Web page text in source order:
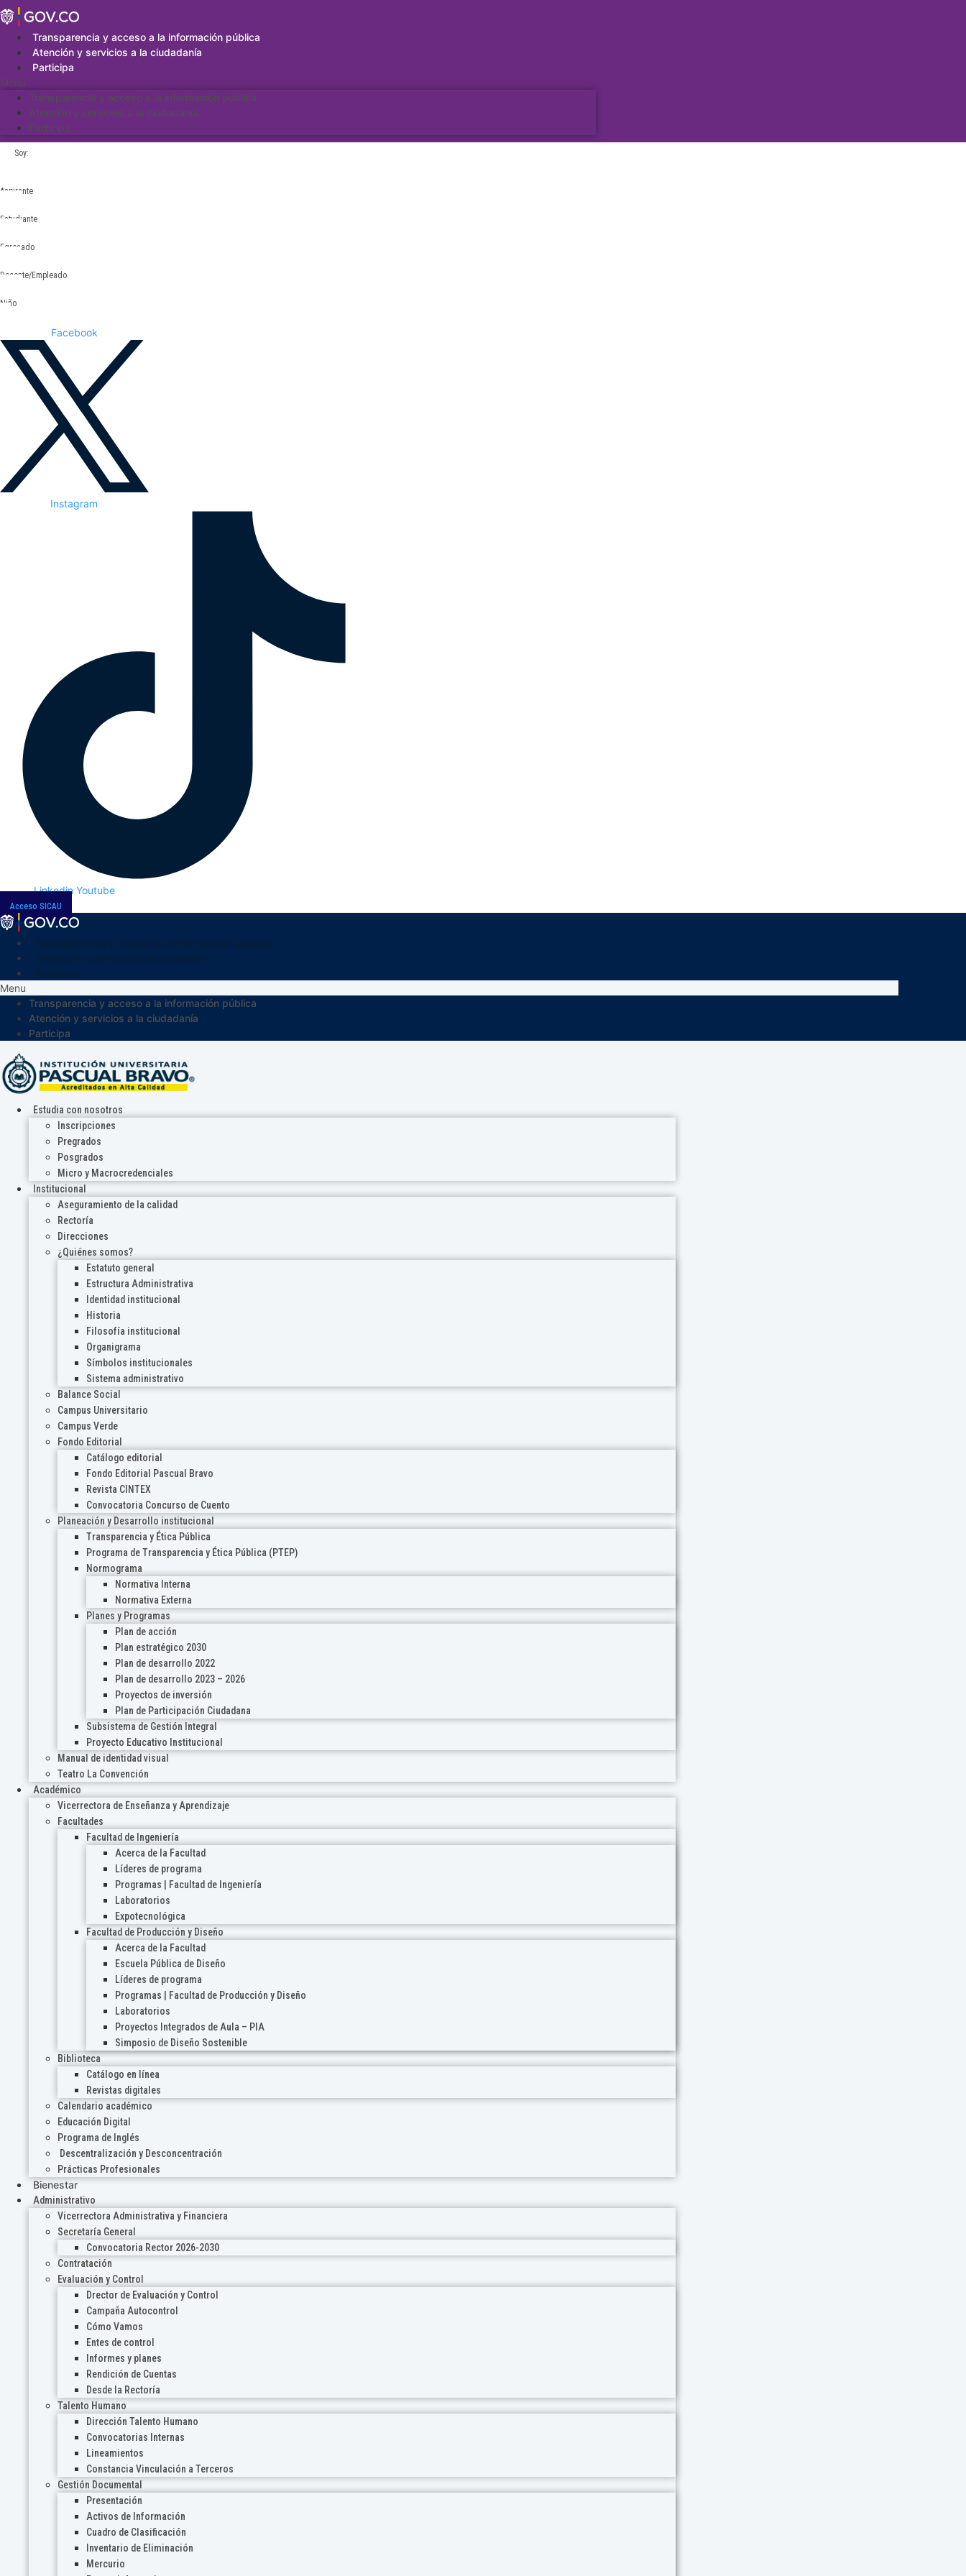
Saltar
al
contenidoTransparencia y acceso a la información pública
Atención y servicios a la ciudadanía
Participa
Menu
Transparencia y acceso a la información pública
Atención y servicios a la ciudadanía
Participa
Soy:
Aspirante
Estudiante
Egresado
Docente/Empleado
Niño
Facebook
Instagram
Linkedin Youtube
Acceso SICAU
Menu
Transparencia y acceso a la información pública
Atención y servicios a la ciudadanía
Participa
Estudia con nosotros
Inscripciones
Pregrados
Posgrados
Micro y Macrocredenciales
Institucional
Aseguramiento de la calidad
Rectoría
Direcciones
¿Quiénes somos?
Estatuto general
Estructura Administrativa
Identidad institucional
Historia
Filosofía institucional
Organigrama
Símbolos institucionales
Sistema administrativo
Balance Social
Campus Universitario
Campus Verde
Fondo Editorial
Catálogo editorial
Fondo Editorial Pascual Bravo
Revista CINTEX
Convocatoria Concurso de Cuento
Planeación y Desarrollo institucional
Transparencia y Ética Pública
Programa de Transparencia y Ética Pública (PTEP)
Normograma
Normativa Interna
Normativa Externa
Planes y Programas
Plan de acción
Plan estratégico 2030
Plan de desarrollo 2022
Plan de desarrollo 2023 – 2026
Proyectos de inversión
Plan de Participación Ciudadana
Subsistema de Gestión Integral
Proyecto Educativo Institucional
Manual de identidad visual
Teatro La Convención
Académico
Vicerrectora de Enseñanza y Aprendizaje
Facultades
Facultad de Ingeniería
Acerca de la Facultad
Líderes de programa
Programas | Facultad de Ingeniería
Laboratorios
Expotecnológica
Facultad de Producción y Diseño
Acerca de la Facultad
Escuela Pública de Diseño
Líderes de programa
Programas | Facultad de Producción y Diseño
Laboratorios
Proyectos Integrados de Aula – PIA
Simposio de Diseño Sostenible
Biblioteca
Catálogo en línea
Revistas digitales
Calendario académico
Educación Digital
Programa de Inglés
Descentralización y Desconcentración
Prácticas Profesionales
Bienestar
Administrativo
Vicerrectora Administrativa y Financiera
Secretaría General
Convocatoria Rector 2026-2030
Contratación
Evaluación y Control
Drector de Evaluación y Control
Campaña Autocontrol
Cómo Vamos
Entes de control
Informes y planes
Rendición de Cuentas
Desde la Rectoría
Talento Humano
Dirección Talento Humano
Convocatorias Internas
Lineamientos
Constancia Vinculación a Terceros
Gestión Documental
Presentación
Activos de Información
Cuadro de Clasificación
Inventario de Eliminación
Mercurio